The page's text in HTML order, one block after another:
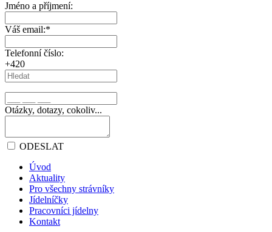
Jméno a příjmení:
Váš email:*
Telefonní číslo:
+420
Otázky, dotazy, cokoliv...
ODESLAT
Úvod
Aktuality
Pro všechny strávníky
Jídelníčky
Pracovníci jídelny
Kontakt